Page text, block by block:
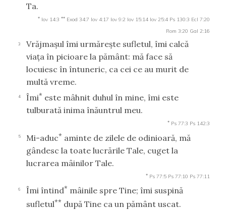
Ta.
* Iov 14:3 ** Exod 34:7 Iov 4:17 Iov 9:2 Iov 15:14 Iov 25:4 Ps 130:3 Ecl 7:20
Rom 3:20 Gal 2:16
3
Vrăjmaşul îmi urmăreşte sufletul, îmi calcă
viaţa în picioare la pământ: mă face să
locuiesc în întuneric, ca cei ce au murit de
multă vreme.
4 Îmi* este mâhnit duhul în mine, îmi este
tulburată inima înăuntrul meu.
* Ps 77:3 Ps 142:3
5 Mi-aduc* aminte de zilele de odinioară, mă
gândesc la toate lucrările Tale, cuget la
lucrarea mâinilor Tale.
* Ps 77:5 Ps 77:10 Ps 77:11
6 Îmi întind* mâinile spre Tine; îmi suspină
sufletul** după Tine ca un pământ uscat.